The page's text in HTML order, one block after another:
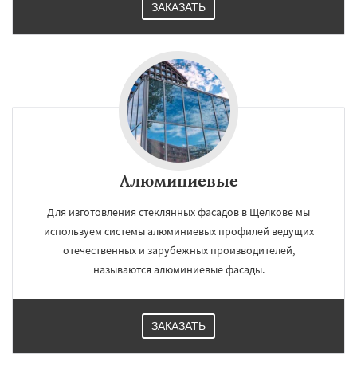
ЗАКАЗАТЬ
Алюминиевые
Для изготовления стеклянных фасадов в Щелкове мы
используем системы алюминиевых профилей ведущих
отечественных и зарубежных производителей,
называются алюминиевые фасады.
ЗАКАЗАТЬ